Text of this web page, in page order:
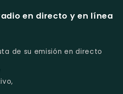
en directo y en línea
de su emisión en directo